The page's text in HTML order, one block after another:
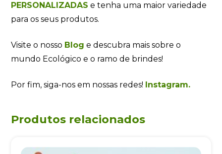
PERSONALIZADAS e tenha uma maior variedade
para os seus produtos.
Visite o nosso Blog e descubra mais sobre o
mundo Ecológico e o ramo de brindes!
Por fim, siga-nos em nossas redes! Instagram.
Produtos relacionados